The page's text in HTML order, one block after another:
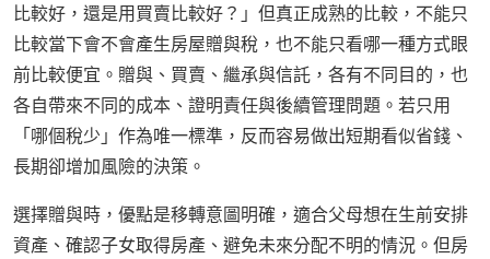
比較好，還是用買賣比較好？」但真正成熟的比較，不能只
比較當下會不會產生房屋贈與稅，也不能只看哪一種方式眼
前比較便宜。贈與、買賣、繼承與信託，各有不同目的，也
各自帶來不同的成本、證明責任與後續管理問題。若只用
「哪個稅少」作為唯一標準，反而容易做出短期看似省錢、
長期卻增加風險的決策。
選擇贈與時，優點是移轉意圖明確，適合父母想在生前安排
資產、確認子女取得房產、避免未來分配不明的情況。但房